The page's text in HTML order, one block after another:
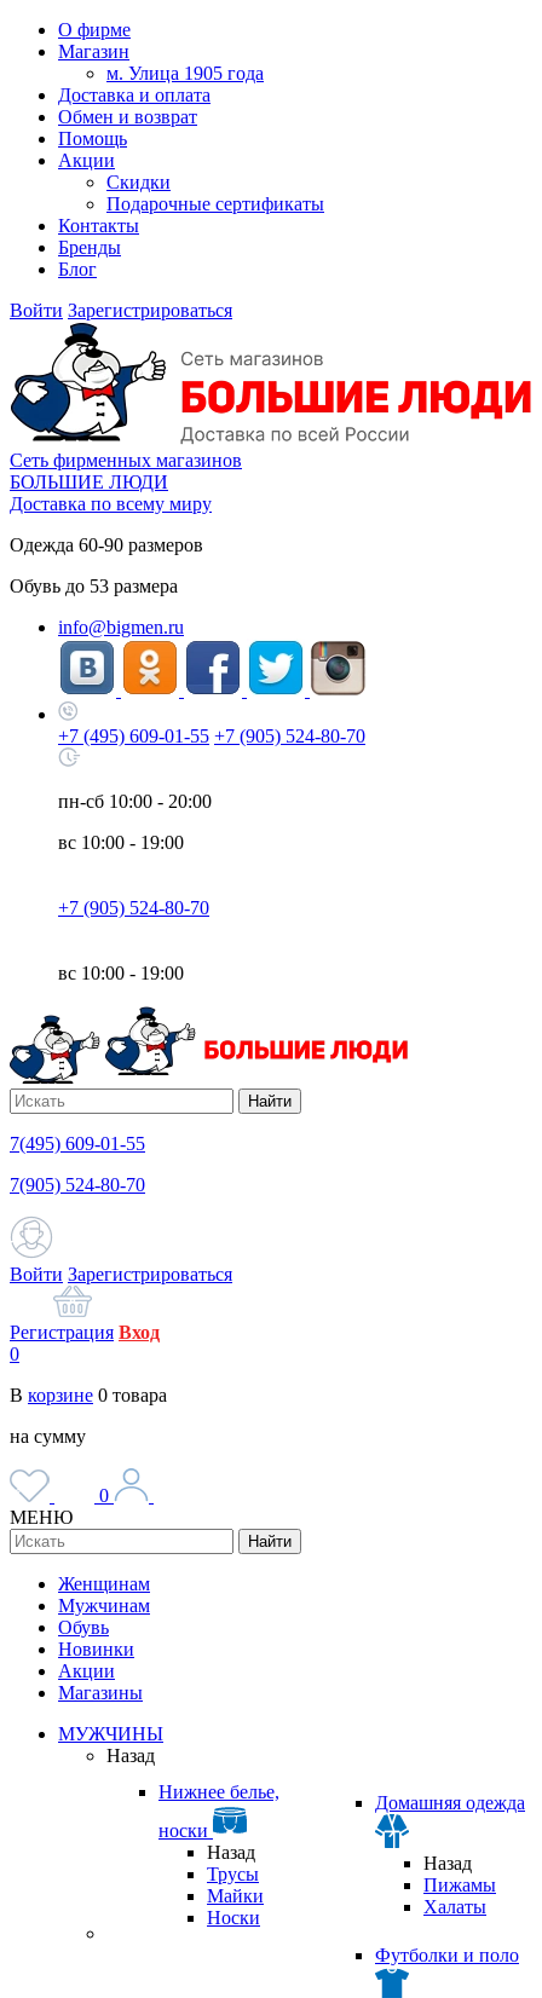
О фирме
Магазин
м. Улица 1905 года
Доставка и оплата
Обмен и возврат
Помощь
Акции
Скидки
Подарочные сертификаты
Контакты
Бренды
Блог
Войти Зарегистрироваться
Сеть фирменных магазинов
БОЛЬШИЕ ЛЮДИ
Доставка по всему миру
Одежда 60-90 размеров
Обувь до 53 размера
info@bigmen.ru
+7 (495) 609-01-55 +7 (905) 524-80-70
пн-сб 10:00 - 20:00
вс 10:00 - 19:00
+7 (905) 524-80-70
вс 10:00 - 19:00
Найти
7(495) 609-01-55
7(905) 524-80-70
Войти Зарегистрироваться
Регистрация Вход
0
В корзине 0 товара
на сумму
0
МЕНЮ
Найти
Женщинам
Мужчинам
Обувь
Новинки
Акции
Магазины
МУЖЧИНЫ
Назад
Нижнее белье,
носки
Назад
Трусы
Майки
Носки
Домашняя одежда
Назад
Пижамы
Халаты
Футболки и поло